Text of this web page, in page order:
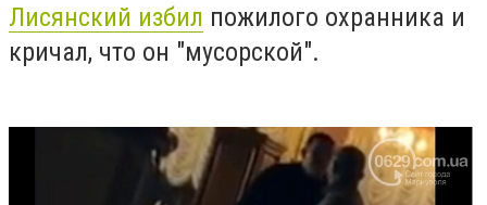
Лисянский избил пожилого охранника и
кричал, что он "мусорской".